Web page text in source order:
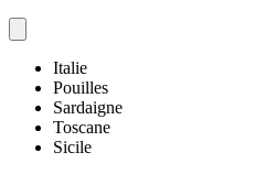
Italie
Pouilles
Sardaigne
Toscane
Sicile